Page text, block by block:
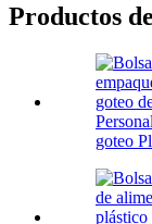
Productos
goteo